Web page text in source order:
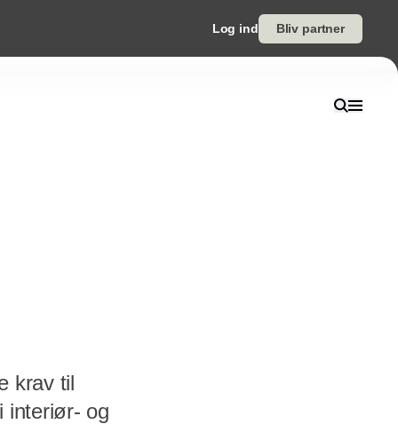
Log ind Bliv partner
krav til
interiør- og